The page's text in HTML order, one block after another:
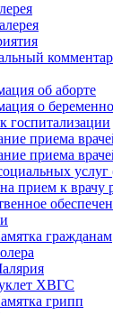
об аборте
о
госпитализации
приема
приема
прием к
гражданам
ХВГС
грипп